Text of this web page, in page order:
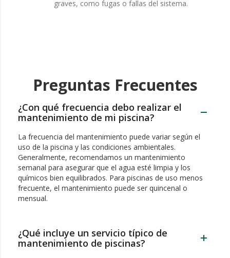
graves, como fugas o fallas del sistema.
Preguntas Frecuentes
¿Con qué frecuencia debo realizar el
mantenimiento de mi piscina?
La frecuencia del mantenimiento puede variar según el
uso de la piscina y las condiciones ambientales.
Generalmente, recomendamos un mantenimiento
semanal para asegurar que el agua esté limpia y los
químicos bien equilibrados. Para piscinas de uso menos
frecuente, el mantenimiento puede ser quincenal o
mensual.
¿Qué incluye un servicio típico de
mantenimiento de piscinas?